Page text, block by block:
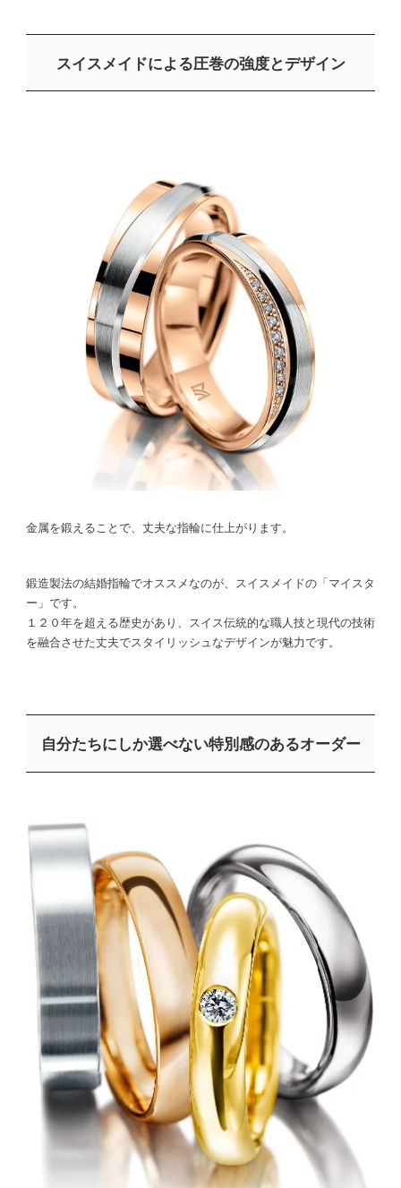
スイスメイドによる圧巻の強度とデザイン
金属を鍛えることで、丈夫な指輪に仕上がります。
鍛造製法の結婚指輪でオススメなのが、スイスメイドの「マイスタ
ー」です。
１２０年を超える歴史があり、スイス伝統的な職人技と現代の技術
を融合させた丈夫でスタイリッシュなデザインが魅力です。
自分たちにしか選べない特別感のあるオーダー